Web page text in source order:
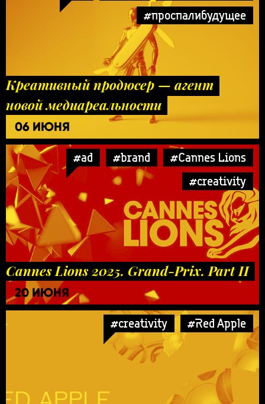
#проспалибудущее
Креативный продюсер — агент
новой медиареальности
06 ИЮНЯ
#ad #brand
#Cannes Lions
#creativity
Cannes Lions 2025. Grand-Prix. Part II
20 ИЮНЯ
#creativity #Red Apple